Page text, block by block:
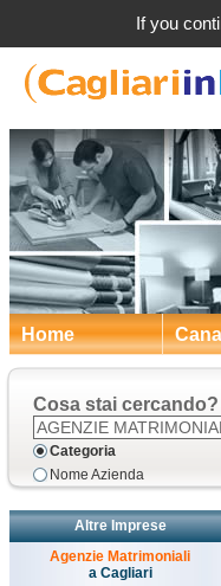
Home
Cosa stai cercando?
Categoria
Nome Azienda
Altre Imprese
Agenzie Matrimoniali
a Cagliari
If you